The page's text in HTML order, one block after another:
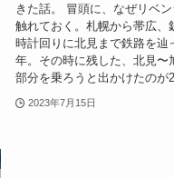
きた話。 冒頭に、なぜリベン
触れておく。札幌から帯広、
時計回りに北見まで鉄路を辿
年。その時に残した、北見〜
部分を乗ろうと出かけたのが
2023年7月15日